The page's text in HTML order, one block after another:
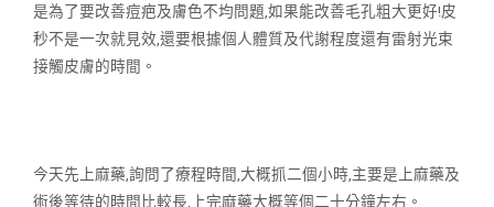
是為了要改善痘疤及膚色不均問題,如果能改善毛孔粗大更好!皮
秒不是一次就見效,還要根據個人體質及代謝程度還有雷射光束
接觸皮膚的時間。
今天先上麻藥,詢問了療程時間,大概抓二個小時,主要是上麻藥及
術後等待的時間比較長,上完麻藥大概等個二十分鐘左右。